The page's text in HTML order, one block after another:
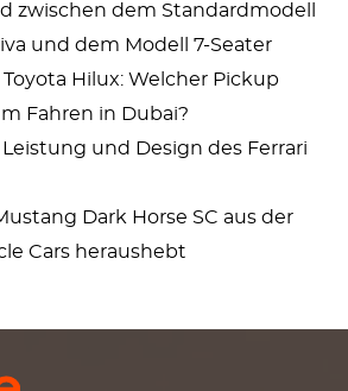
zwischen dem Standardmodell
und dem Modell 7-Seater
Toyota Hilux: Welcher Pickup
Fahren in Dubai?
und Design des Ferrari
Dark Horse SC aus der
Cars heraushebt